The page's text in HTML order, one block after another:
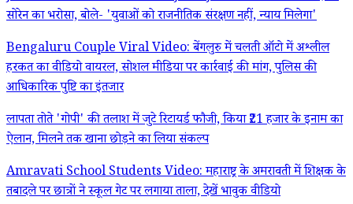
सोरेन का भरोसा, बोले- 'युवाओं को राजनीतिक संरक्षण नहीं, न्याय मिलेगा'
Bengaluru Couple Viral Video: बेंगलुरु में चलती ऑटो में अश्लील
हरकत का वीडियो वायरल, सोशल मीडिया पर कार्रवाई की मांग, पुलिस की
आधिकारिक पुष्टि का इंतजार
लापता तोते 'गोपी' की तलाश में जुटे रिटायर्ड फौजी, किया ₹21 हजार के इनाम का
ऐलान, मिलने तक खाना छोड़ने का लिया संकल्प
Amravati School Students Video: महाराष्ट्र के अमरावती में शिक्षक के
तबादले पर छात्रों ने स्कूल गेट पर लगाया ताला, देखें भावुक वीडियो